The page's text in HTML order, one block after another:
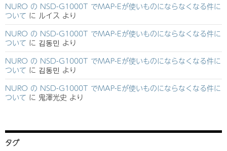
NURO の NSD-G1000T でMAP-Eが使いものにならなくなる件に
ついて に ルイス より
NURO の NSD-G1000T でMAP-Eが使いものにならなくなる件に
ついて に 김동민 より
NURO の NSD-G1000T でMAP-Eが使いものにならなくなる件に
ついて に 김동민 より
NURO の NSD-G1000T でMAP-Eが使いものにならなくなる件に
ついて に 鬼澤光史 より
タグ